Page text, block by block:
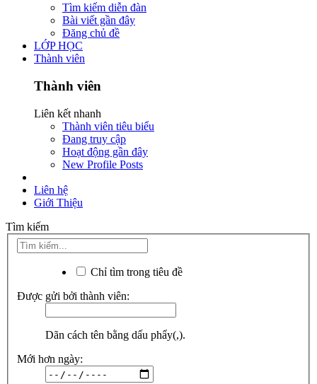
Tìm kiếm diễn đàn
Bài viết gần đây
Đăng chủ đề
LỚP HỌC
Thành viên
Thành viên
Liên kết nhanh
Thành viên tiêu biểu
Đang truy cập
Hoạt động gần đây
New Profile Posts
Liên hệ
Giới Thiệu
Tìm kiếm
Chỉ tìm trong tiêu đề
Được gửi bởi thành viên:
Dãn cách tên bằng dấu phẩy(,).
Mới hơn ngày: